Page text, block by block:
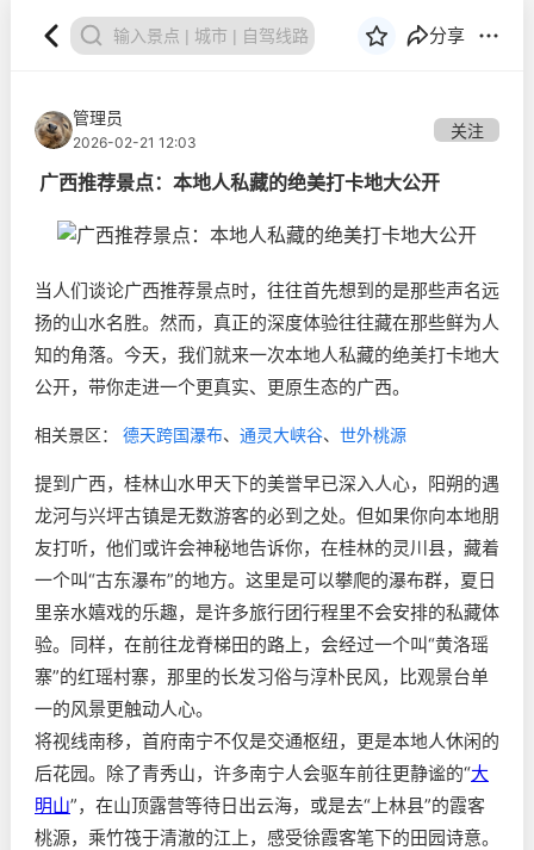
分享
管理员
2026-02-21 12:03
关注
广西推荐景点：本地人私藏的绝美打卡地大公开
当人们谈论广西推荐景点时，往往首先想到的是那些声名远
扬的山水名胜。然而，真正的深度体验往往藏在那些鲜为人
知的角落。今天，我们就来一次本地人私藏的绝美打卡地大
公开，带你走进一个更真实、更原生态的广西。
相关景区： 德天跨国瀑布、 通灵大峡谷、 世外桃源
提到广西，桂林山水甲天下的美誉早已深入人心，阳朔的遇
龙河与兴坪古镇是无数游客的必到之处。但如果你向本地朋
友打听，他们或许会神秘地告诉你，在桂林的灵川县，藏着
一个叫“古东瀑布”的地方。这里是可以攀爬的瀑布群，夏日
里亲水嬉戏的乐趣，是许多旅行团行程里不会安排的私藏体
验。同样，在前往龙脊梯田的路上，会经过一个叫“黄洛瑶
寨”的红瑶村寨，那里的长发习俗与淳朴民风，比观景台单
一的风景更触动人心。
将视线南移，首府南宁不仅是交通枢纽，更是本地人休闲的
后花园。除了青秀山，许多南宁人会驱车前往更静谧的“大
明山”，在山顶露营等待日出云海，或是去“上林县”的霞客
桃源，乘竹筏于清澈的江上，感受徐霞客笔下的田园诗意。